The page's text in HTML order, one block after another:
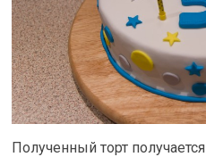
Полученный торт